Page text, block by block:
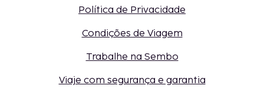
Política de Privacidade
Condições de Viagem
Trabalhe na Sembo
Viaje com segurança e garantia